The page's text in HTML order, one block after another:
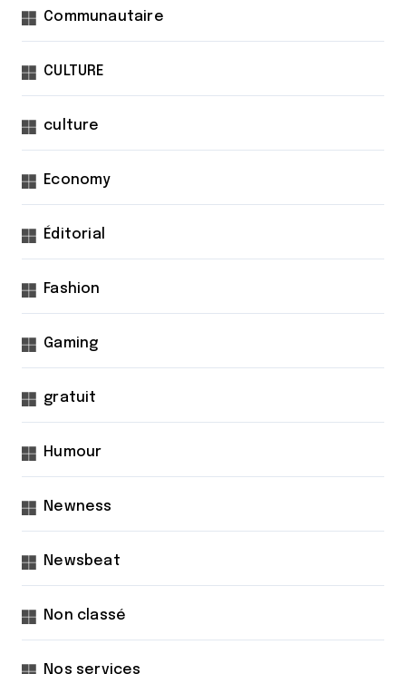
Communautaire
CULTURE
culture
Economy
Éditorial
Fashion
Gaming
gratuit
Humour
Newness
Newsbeat
Non classé
Nos services